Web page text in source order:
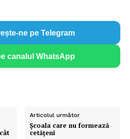
ne pe Telegram
canalul WhatsApp
Articolul următor
Școala care nu formează
cetățeni